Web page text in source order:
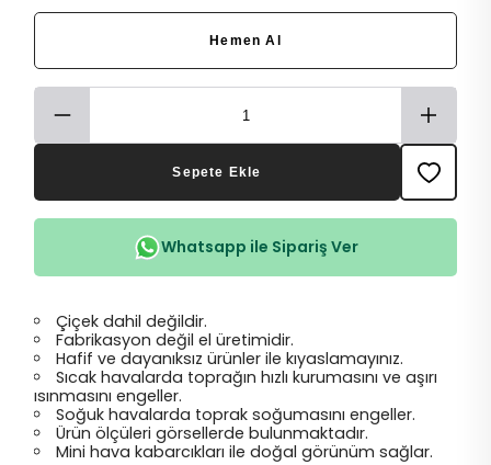
Hemen Al
Sepete Ekle
Whatsapp ile Sipariş Ver
Çiçek dahil değildir.
Fabrikasyon değil el üretimidir.
Hafif ve dayanıksız ürünler ile kıyaslamayınız.
Sıcak havalarda toprağın hızlı kurumasını ve aşırı
ısınmasını engeller.
Soğuk havalarda toprak soğumasını engeller.
Ürün ölçüleri görsellerde bulunmaktadır.
Mini hava kabarcıkları ile doğal görünüm sağlar.